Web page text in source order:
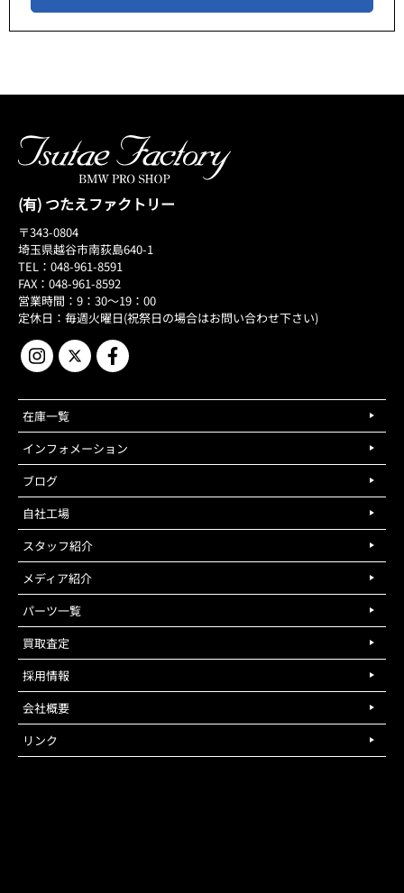
(有) つたえファクトリー
〒343-0804
埼玉県越谷市南荻島640-1
TEL：048-961-8591
FAX：048-961-8592
営業時間：9：30～19：00
定休日：毎週火曜日(祝祭日の場合はお問い合わせ下さい)
在庫一覧
インフォメーション
ブログ
自社工場
スタッフ紹介
メディア紹介
パーツ一覧
買取査定
採用情報
会社概要
リンク